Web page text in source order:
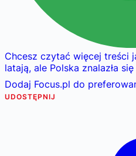
Chcesz czytać więcej treści
latają, ale Polska znalazła
Dodaj Focus.pl do
UDOSTĘPNIJ